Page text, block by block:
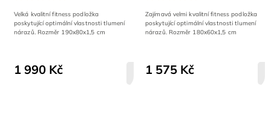
1 990 Kč DETAIL
Velká kvalitní fitness podložka
poskytující optimální vlastnosti tlumení
nárazů. Rozměr 190x80x1,5 cm
1 575 Kč
Zajímavá velmi kvalitní fitness podložka
poskytující optimální vlastnosti tlumení
nárazů. Rozměr 180x60x1,5 cm